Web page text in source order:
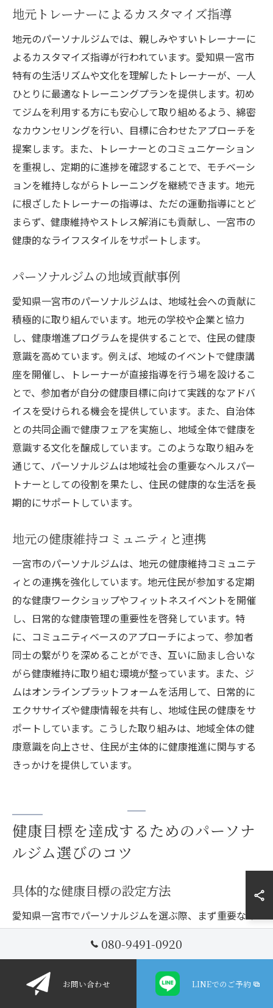
地元トレーナーによるカスタマイズ指導
地元のパーソナルジムでは、親しみやすいトレーナーに
よるカスタマイズ指導が行われています。愛知県一宮市
特有の生活リズムや文化を理解したトレーナーが、一人
ひとりに最適なトレーニングプランを提供します。初め
てジムを利用する方にも安心して取り組めるよう、綿密
なカウンセリングを行い、目標に合わせたアプローチを
提案します。また、トレーナーとのコミュニケーション
を重視し、定期的に進捗を確認することで、モチベーシ
ョンを維持しながらトレーニングを継続できます。地元
に根ざしたトレーナーの指導は、ただの運動指導にとど
まらず、健康維持やストレス解消にも貢献し、一宮市の
健康的なライフスタイルをサポートします。
パーソナルジムの地域貢献事例
愛知県一宮市のパーソナルジムは、地域社会への貢献に
積極的に取り組んでいます。地元の学校や企業と協力
し、健康増進プログラムを提供することで、住民の健康
意識を高めています。例えば、地域のイベントで健康講
座を開催し、トレーナーが直接指導を行う場を設けるこ
とで、参加者が自分の健康目標に向けて実践的なアドバ
イスを受けられる機会を提供しています。また、自治体
との共同企画で健康フェアを実施し、地域全体で健康を
意識する文化を醸成しています。このような取り組みを
通じて、パーソナルジムは地域社会の重要なヘルスパー
トナーとしての役割を果たし、住民の健康的な生活を長
期的にサポートしています。
地元の健康維持コミュニティと連携
一宮市のパーソナルジムは、地元の健康維持コミュニテ
ィとの連携を強化しています。地元住民が参加する定期
的な健康ワークショップやフィットネスイベントを開催
し、日常的な健康管理の重要性を啓発しています。特
に、コミュニティベースのアプローチによって、参加者
同士の繋がりを深めることができ、互いに励まし合いな
がら健康維持に取り組む環境が整っています。また、ジ
ムはオンラインプラットフォームを活用して、日常的に
エクササイズや健康情報を共有し、地域住民の健康をサ
ポートしています。こうした取り組みは、地域全体の健
康意識を向上させ、住民が主体的に健康推進に関与する
きっかけを提供しています。
健康目標を達成するためのパーソナ
ルジム選びのコツ
具体的な健康目標の設定方法
愛知県一宮市でパーソナルジムを選ぶ際、まず重要なの
は具体的な健康目標を設定することです。明確な目標が
あることで、トレーナーと共に適切なトレーニングプラ
ンを構築できます。例えば、「3ヶ月で体脂肪率を5%減
少させたい」や「筋力を向上し、腕立て伏せを20回連続
080-9491-0920
お問い合わせ LINEでのご予約